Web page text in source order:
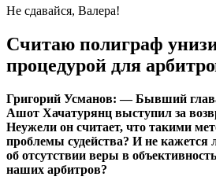
Не сдавайся, Валера!
Считаю полиграф
процедурой для
Григорий Усманов: — Бывший глава
Ашот Хачатурянц выступил за
Неужели он считает, что такими
проблемы судейства? И не кажется
об отсутствии веры в
наших арбитров?